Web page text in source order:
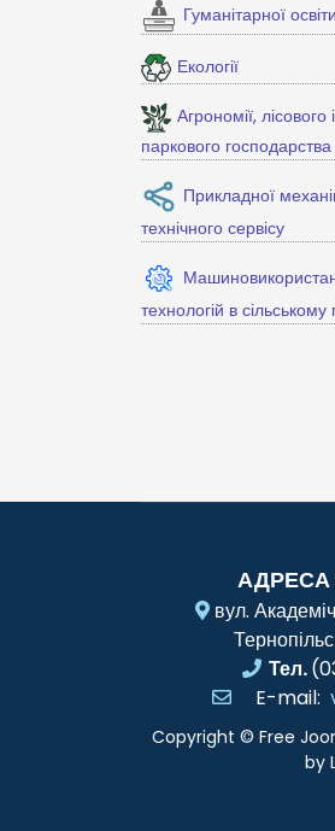
Гуманітарної
Екології
Агрономії,
паркового господарства
Прикладної
технічного сервісу
технологій в сільському
АДРЕСА
вул.
Тел.
E-mail:
Copyright © Free
by